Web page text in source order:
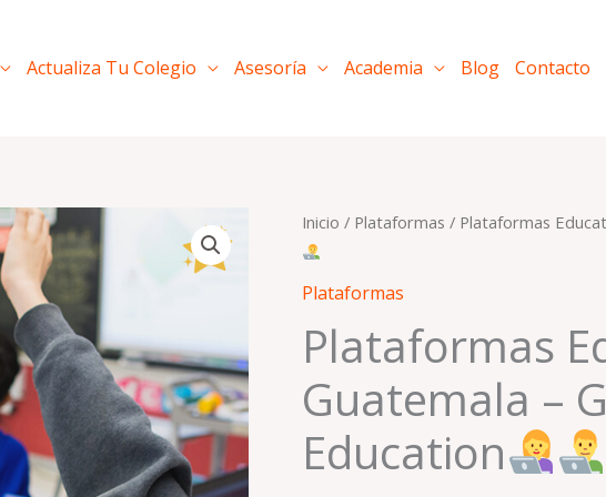
Actualiza Tu Colegio Asesoría Academia Blog Contacto
Inicio / Plataformas / Plataformas
Plataformas
Plataformas
Guatemala –
Education
El
Q4,800.00.
El
es:
Plataformas
Educativas
Guatemala
GSuite
For
Education